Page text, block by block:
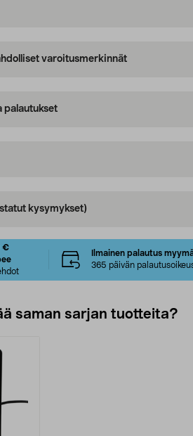
varoitusmerkinnät
palautukset
kysymykset)
€
Ilmainen palautus
365 päivän
saman sarjan tuotteita?